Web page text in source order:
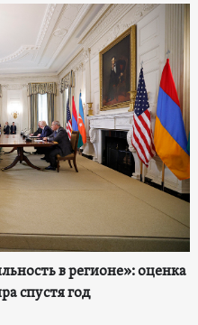
в регионе»: оценка
спустя год